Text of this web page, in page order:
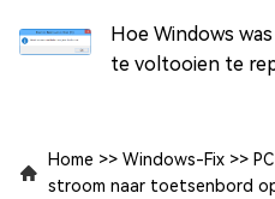
Hoe Windows
te voltooien te
Home >> Windows-Fix >>
stroom naar toetsenbord